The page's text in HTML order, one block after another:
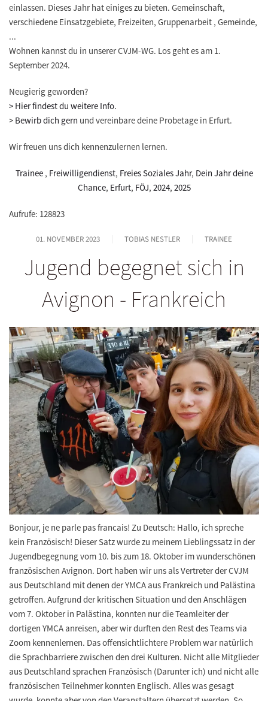
einlassen. Dieses Jahr hat einiges zu bieten. Gemeinschaft,
verschiedene Einsatzgebiete, Freizeiten, Gruppenarbeit , Gemeinde,
...
Wohnen kannst du in unserer CVJM-WG. Los geht es am 1.
September 2024.
Neugierig geworden?
> Hier findest du weitere Info.
> Bewirb dich gern und vereinbare deine Probetage in Erfurt.
Wir freuen uns dich kennenzulernen lernen.
Trainee , Freiwilligendienst, Freies Soziales Jahr, Dein Jahr deine
Chance, Erfurt, FÖJ, 2024, 2025
Aufrufe: 128823
01. NOVEMBER 2023 TOBIAS NESTLER TRAINEE
Jugend begegnet sich in
Avignon - Frankreich
Bonjour, je ne parle pas francais! Zu Deutsch: Hallo, ich spreche
kein Französisch! Dieser Satz wurde zu meinem Lieblingssatz in der
Jugendbegegnung vom 10. bis zum 18. Oktober im wunderschönen
französischen Avignon. Dort haben wir uns als Vertreter der CVJM
aus Deutschland mit denen der YMCA aus Frankreich und Palästina
getroffen. Aufgrund der kritischen Situation und den Anschlägen
vom 7. Oktober in Palästina, konnten nur die Teamleiter der
dortigen YMCA anreisen, aber wir durften den Rest des Teams via
Zoom kennenlernen. Das offensichtlichtere Problem war natürlich
die Sprachbarriere zwischen den drei Kulturen. Nicht alle Mitglieder
aus Deutschland sprachen Französisch (Darunter ich) und nicht alle
französischen Teilnehmer konnten Englisch. Alles was gesagt